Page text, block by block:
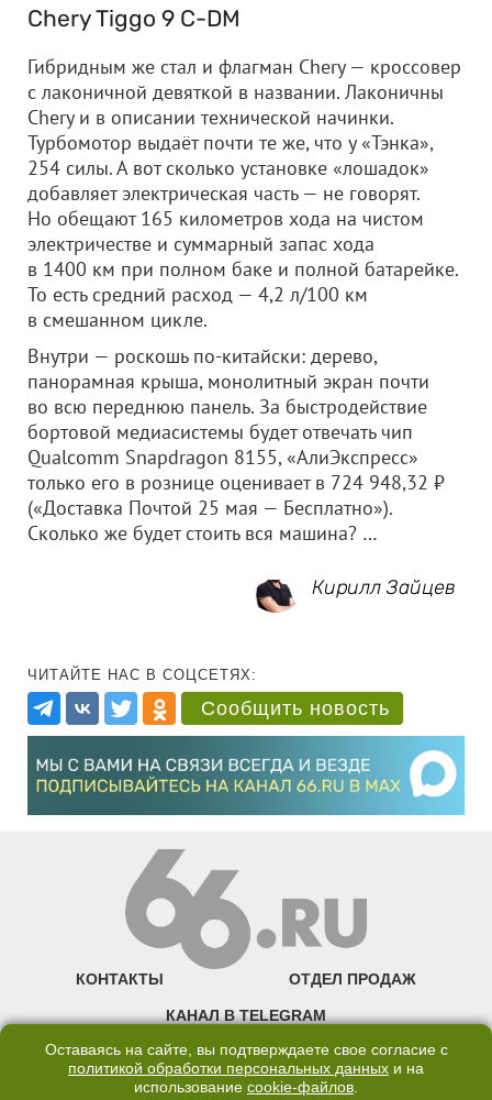
Chery Tiggo 9 C-DM
Гибридным же стал и флагман Chery — кроссовер
с лаконичной девяткой в названии. Лаконичны
Chery и в описании технической начинки.
Турбомотор выдаёт почти те же, что у «Тэнка»,
254 силы. А вот сколько установке «лошадок»
добавляет электрическая часть — не говорят.
Но обещают 165 километров хода на чистом
электричестве и суммарный запас хода
в 1400 км при полном баке и полной батарейке.
То есть средний расход — 4,2 л/100 км
в смешанном цикле.
Внутри — роскошь по-китайски: дерево,
панорамная крыша, монолитный экран почти
во всю переднюю панель. За быстродействие
бортовой медиасистемы будет отвечать чип
Qualcomm Snapdragon 8155, «АлиЭкспресс»
только его в рознице оценивает в 724 948,32 ₽
(«Доставка Почтой 25 мая — Бесплатно»).
Сколько же будет стоить вся машина? …
Кирилл Зайцев
ЧИТАЙТЕ НАС В СОЦСЕТЯХ:
Сообщить новость
КОНТАКТЫ ОТДЕЛ ПРОДАЖ
КАНАЛ В TELEGRAM
ПОЛИТИКА ОБРАБОТКИ ПЕРСОНАЛЬНЫХ ДАННЫХ
COOKIE
Оставаясь на сайте, вы подтверждаете свое согласие с
политикой обработки персональных данных и на
использование cookie-файлов.